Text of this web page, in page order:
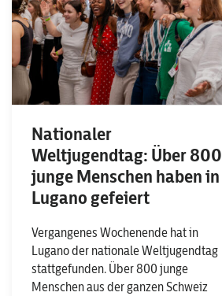
Nationaler
Weltjugendtag: Über 800
junge Menschen haben in
Lugano gefeiert
Vergangenes Wochenende hat in
Lugano der nationale Weltjugendtag
stattgefunden. Über 800 junge
Menschen aus der ganzen Schweiz